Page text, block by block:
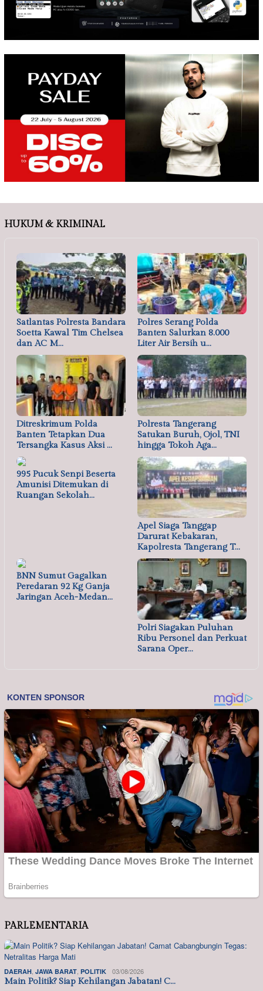
HUKUM & KRIMINAL
Satlantas Polresta Bandara
Soetta Kawal Tim Chelsea
dan AC M…
Polres Serang Polda
Banten Salurkan 8.000
Liter Air Bersih u…
Ditreskrimum Polda
Banten Tetapkan Dua
Tersangka Kasus Aksi …
Polresta Tangerang
Satukan Buruh, Ojol, TNI
hingga Tokoh Aga…
995 Pucuk Senpi Beserta
Amunisi Ditemukan di
Ruangan Sekolah…
Apel Siaga Tanggap
Darurat Kebakaran,
Kapolresta Tangerang T…
BNN Sumut Gagalkan
Peredaran 92 Kg Ganja
Jaringan Aceh-Medan…
Polri Siagakan Puluhan
Ribu Personel dan Perkuat
Sarana Oper…
PARLEMENTARIA
DAERAH, JAWA BARAT, POLITIK 03/08/2026
Main Politik? Siap Kehilangan Jabatan! C…